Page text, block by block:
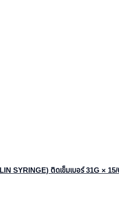
SYRINGE) ติดเข็มเบอร์ 31G ×